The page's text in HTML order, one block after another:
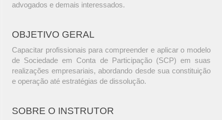
advogados e demais interessados.
OBJETIVO GERAL
Capacitar profissionais para compreender e aplicar o modelo
de Sociedade em Conta de Participação (SCP) em suas
realizações empresariais, abordando desde sua constituição
e operação até estratégias de dissolução.
SOBRE O INSTRUTOR